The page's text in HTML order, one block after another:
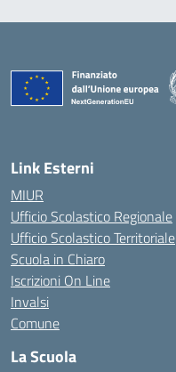
Link Esterni
MIUR
Ufficio Scolastico Regionale
Ufficio Scolastico Territoriale
Scuola in Chiaro
Iscrizioni On Line
Invalsi
Comune
La Scuola